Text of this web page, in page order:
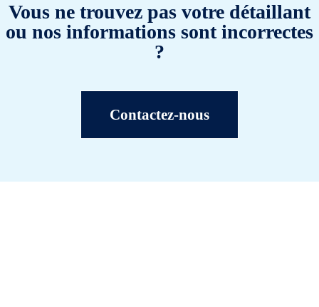
Vous ne trouvez pas votre détaillant
ou nos informations sont incorrectes
?
Contactez-nous